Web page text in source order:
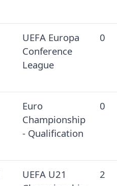
UEFA Europa
Conference
League
0
Euro
Championship
- Qualification
0
UEFA U21
2